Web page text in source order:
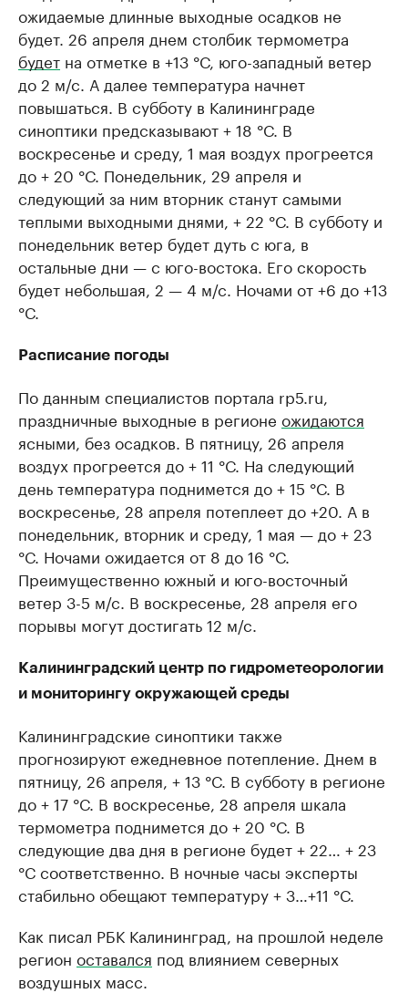
ожидаемые длинные выходные осадков не
будет. 26 апреля днем столбик термометра
будет на отметке в +13 °С, юго-западный ветер
до 2 м/с. А далее температура начнет
повышаться. В субботу в Калининграде
синоптики предсказывают + 18 °С. В
воскресенье и среду, 1 мая воздух прогреется
до + 20 °С. Понедельник, 29 апреля и
следующий за ним вторник станут самыми
теплыми выходными днями, + 22 °С. В субботу и
понедельник ветер будет дуть с юга, в
остальные дни — с юго-востока. Его скорость
будет небольшая, 2 — 4 м/с. Ночами от +6 до +13
°С.
Расписание погоды
По данным специалистов портала rp5.ru,
праздничные выходные в регионе ожидаются
ясными, без осадков. В пятницу, 26 апреля
воздух прогреется до + 11 °С. На следующий
день температура поднимется до + 15 °С. В
воскресенье, 28 апреля потеплеет до +20. А в
понедельник, вторник и среду, 1 мая — до + 23
°С. Ночами ожидается от 8 до 16 °С.
Преимущественно южный и юго-восточный
ветер 3-5 м/с. В воскресенье, 28 апреля его
порывы могут достигать 12 м/с.
Калининградский центр по гидрометеорологии
и мониторингу окружающей среды
Калининградские синоптики также
прогнозируют ежедневное потепление. Днем в
пятницу, 26 апреля, + 13 °С. В субботу в регионе
до + 17 °С. В воскресенье, 28 апреля шкала
термометра поднимется до + 20 °С. В
следующие два дня в регионе будет + 22… + 23
°С соответственно. В ночные часы эксперты
стабильно обещают температуру + 3…+11 °С.
Как писал РБК Калининград, на прошлой неделе
регион оставался под влиянием северных
воздушных масс.